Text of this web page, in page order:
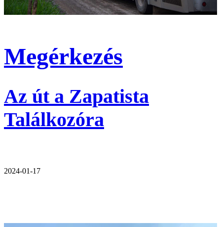
Megérkezés
Az út a Zapatista
Találkozóra
2024-01-17